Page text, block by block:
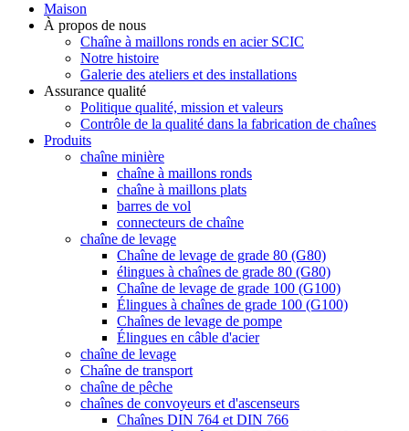
Maison
À propos de nous
Chaîne à maillons ronds en acier SCIC
Notre histoire
Galerie des ateliers et des installations
Assurance qualité
Politique qualité, mission et valeurs
Contrôle de la qualité dans la fabrication de chaînes
Produits
chaîne minière
chaîne à maillons ronds
chaîne à maillons plats
barres de vol
connecteurs de chaîne
chaîne de levage
Chaîne de levage de grade 80 (G80)
élingues à chaînes de grade 80 (G80)
Chaîne de levage de grade 100 (G100)
Élingues à chaînes de grade 100 (G100)
Chaînes de levage de pompe
Élingues en câble d'acier
chaîne de levage
Chaîne de transport
chaîne de pêche
chaînes de convoyeurs et d'ascenseurs
Chaînes DIN 764 et DIN 766